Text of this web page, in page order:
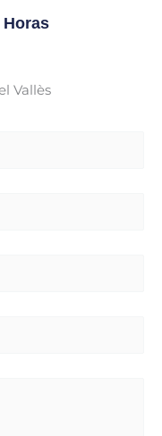
Horas
Vallès